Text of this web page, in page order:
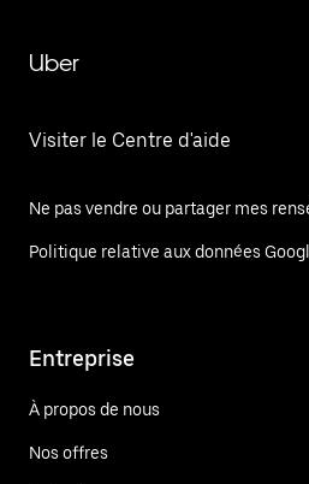
Uber
Visiter le Centre d'aide
Ne pas vendre ou partager mes
Politique relative aux données
Entreprise
À propos de nous
Nos offres